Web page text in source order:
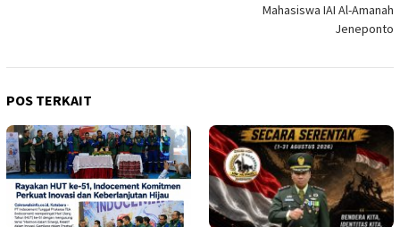
Mahasiswa IAI Al-Amanah
Jeneponto
POS TERKAIT